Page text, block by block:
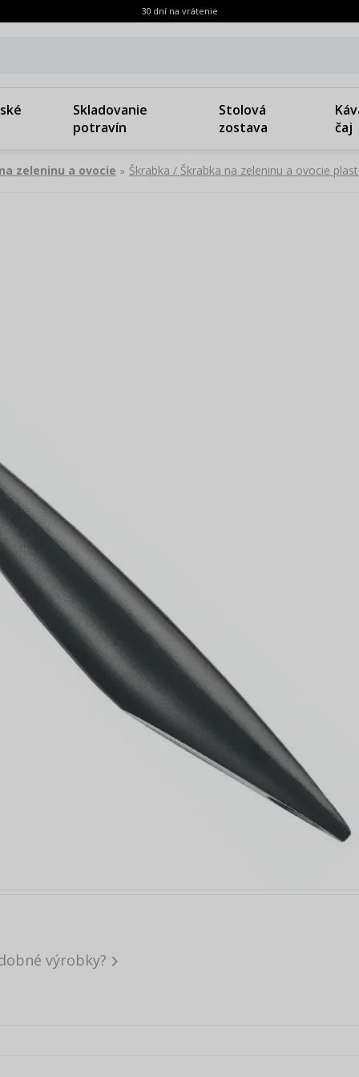
30 dní na vrátenie
Skladovanie
potravín
Stolová
zostava
čaj
zeleninu a ovocie » Škrabka / Škrabka na zeleninu a ovocie
výrobky?